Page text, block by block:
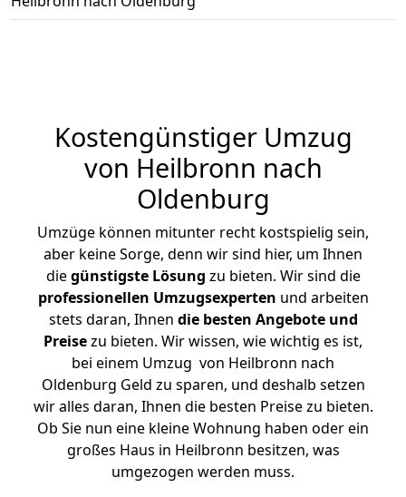
Kostengünstiger Umzug
von Heilbronn nach
Oldenburg
Umzüge können mitunter recht kostspielig sein,
aber keine Sorge, denn wir sind hier, um Ihnen
diegünstigste Lösung zu bieten. Wir sind die
professionellen Umzugsexperten und arbeiten
stets daran, Ihnen die besten Angebote und
Preisezu bieten. Wir wissen, wie wichtig es ist,
bei einem Umzug von Heilbronn nach
Oldenburg Geld zu sparen, und deshalb setzen
wir alles daran, Ihnen die besten Preise zu bieten.
Ob Sie nun eine kleine Wohnung haben oder ein
großes Haus in Heilbronn besitzen, was
umgezogen werden muss.